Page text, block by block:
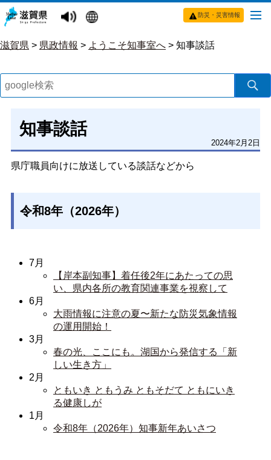
防災・災害情報
滋賀県 > 県政情報 > ようこそ知事室へ > 知事談話
知事談話
2024年2月2日
県庁職員向けに放送している談話などから
令和8年（2026年）
7月
【岸本副知事】着任後2年にあたっての思
い、県内各所の教育関連事業を視察して
6月
大雨情報に注意の夏〜新たな防災気象情報
の運用開始！
3月
春の光、ここにも。湖国から発信する「新
しい生き方」
2月
ともいき ともうみ ともそだて ともにいき
る健康しが
1月
令和8年（2026年）知事新年あいさつ